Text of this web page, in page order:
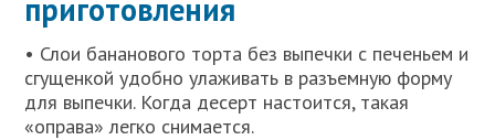
приготовления
• Слои бананового торта без выпечки с печеньем и
сгущенкой удобно улаживать в разъемную форму
для выпечки. Когда десерт настоится, такая
«оправа» легко снимается.